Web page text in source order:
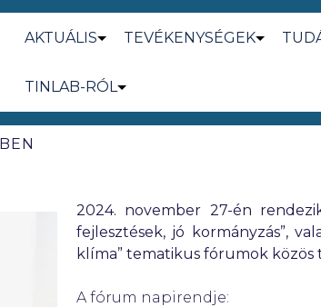
AKTUÁLIS TEVÉKENYSÉGEK
TINLAB-RÓL
2024. november 27-én
fejlesztések, jó kormányzás”,
klíma” tematikus fórumok közös
A fórum napirendje: